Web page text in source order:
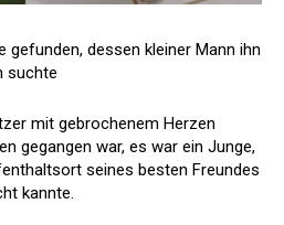
gefunden, dessen kleiner Mann ihn
suchte
mit gebrochenem Herzen
gegangen war, es war ein Junge,
seines besten Freundes
kannte.